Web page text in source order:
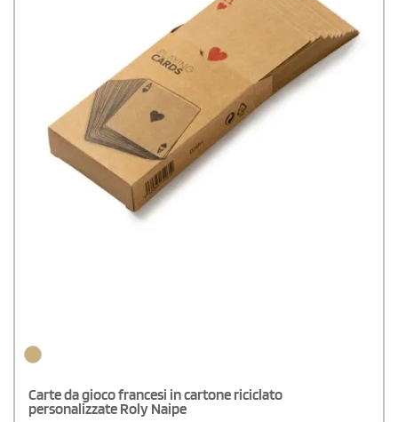
Carte da gioco francesi in cartone riciclato
personalizzate Roly Naipe